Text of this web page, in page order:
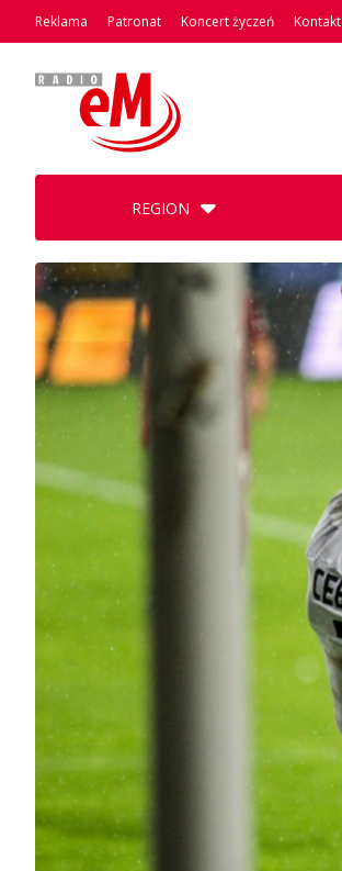
Reklama Patronat Koncert życzeń Kontakt
REGION